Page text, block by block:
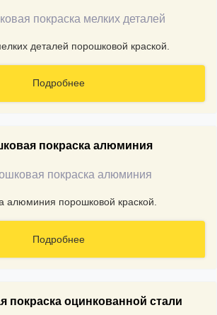
деталей порошковой краской.
Подробнее
покраска алюминия
алюминия порошковой краской.
Подробнее
покраска оцинкованной стали